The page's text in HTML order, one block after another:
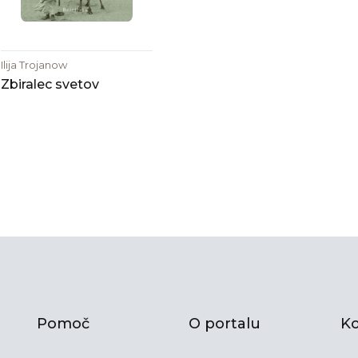
Ilija Trojanow
Zbiralec svetov
Pomoč O portalu